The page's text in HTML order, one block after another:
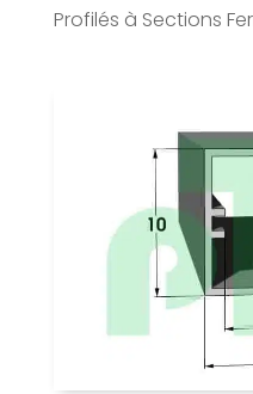
Profilés à Sections